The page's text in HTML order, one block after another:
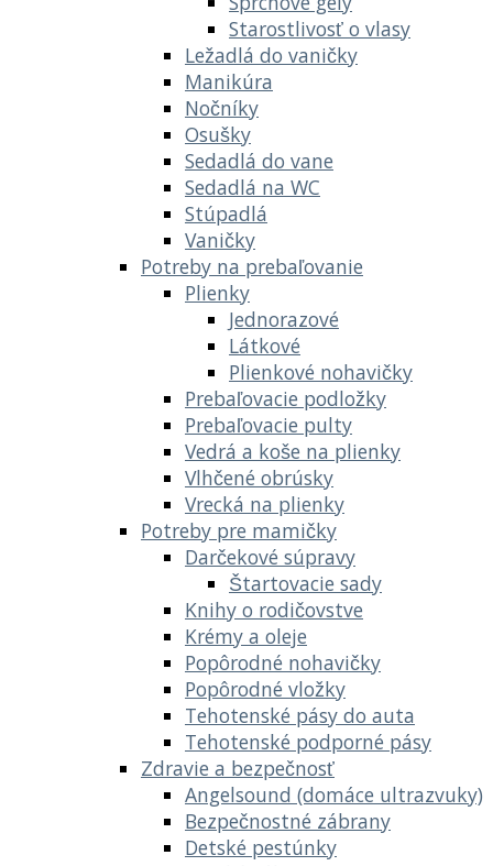
Starostlivosť o vlasy
Ležadlá do vaničky
Manikúra
Nočníky
Osušky
Sedadlá do vane
Sedadlá na WC
Stúpadlá
Vaničky
Potreby na prebaľovanie
Plienky
Jednorazové
Látkové
Plienkové nohavičky
Prebaľovacie podložky
Prebaľovacie pulty
Vedrá a koše na plienky
Vlhčené obrúsky
Vrecká na plienky
Potreby pre mamičky
Darčekové súpravy
Štartovacie sady
Knihy o rodičovstve
Krémy a oleje
Popôrodné nohavičky
Popôrodné vložky
Tehotenské pásy do auta
Tehotenské podporné pásy
Zdravie a bezpečnosť
Angelsound (domáce ultrazvuky)
Bezpečnostné zábrany
Detské pestúnky